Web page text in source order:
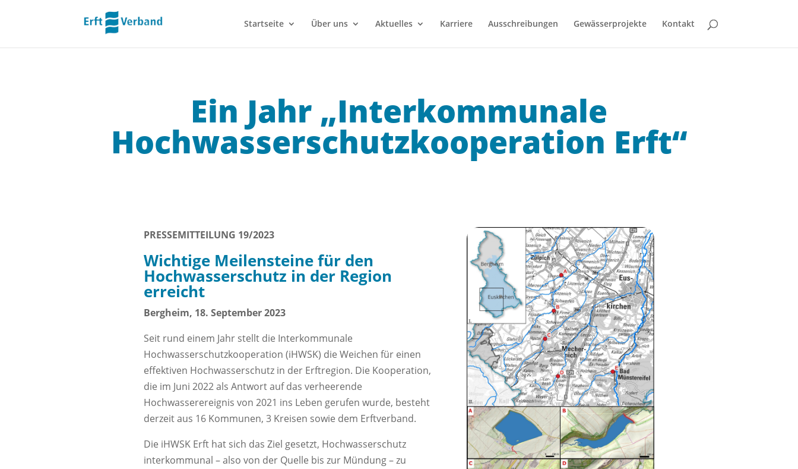
Startseite Über uns Aktuelles Karriere Ausschreibungen Gewässerprojekte Kontakt
Ein Jahr „Interkommunale
Hochwasserschutzkooperation Erft“
PRESSEMITTEILUNG 19/2023
Wichtige Meilensteine für den
Hochwasserschutz in der Region
erreicht
Bergheim, 18. September 2023
Seit rund einem Jahr stellt die Interkommunale
Hochwasserschutzkooperation (iHWSK) die Weichen für einen
effektiven Hochwasserschutz in der Erftregion. Die Kooperation,
die im Juni 2022 als Antwort auf das verheerende
Hochwasserereignis von 2021 ins Leben gerufen wurde, besteht
derzeit aus 16 Kommunen, 3 Kreisen sowie dem Erftverband.
Die iHWSK Erft hat sich das Ziel gesetzt, Hochwasserschutz
interkommunal – also von der Quelle bis zur Mündung – zu